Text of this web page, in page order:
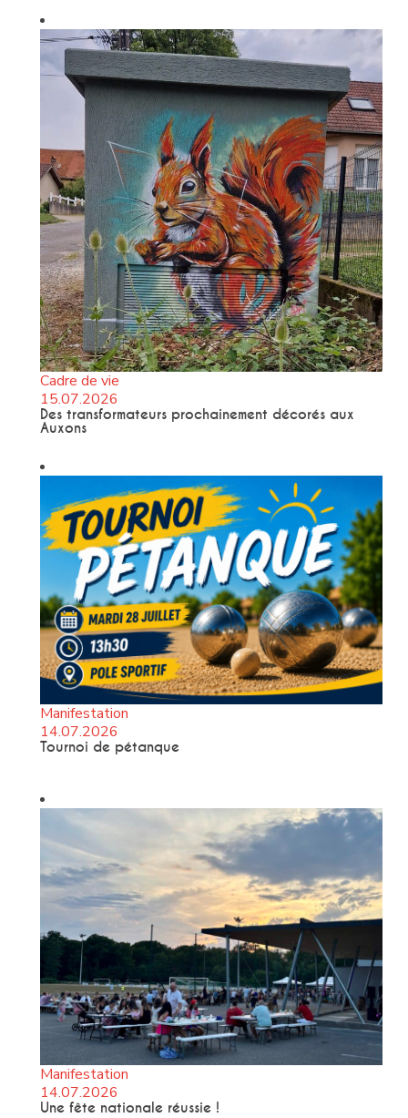
Cadre de vie
15.07.2026
Des transformateurs prochainement décorés aux
Auxons
Manifestation
14.07.2026
Tournoi de pétanque
Manifestation
14.07.2026
Une fête nationale réussie !